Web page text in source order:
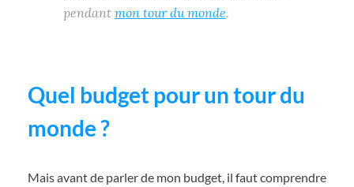
pendant mon tour du monde.
Quel budget pour un tour du
monde ?
Mais avant de parler de mon budget, il faut comprendre